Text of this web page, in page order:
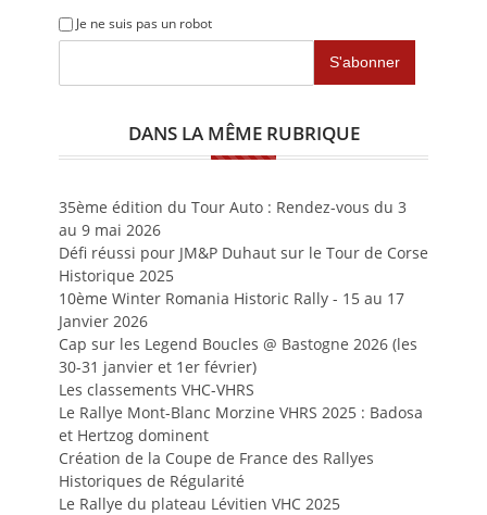
Je ne suis pas un robot
DANS LA MÊME RUBRIQUE
35ème édition du Tour Auto : Rendez-vous du 3
au 9 mai 2026
Défi réussi pour JM&P Duhaut sur le Tour de Corse
Historique 2025
10ème Winter Romania Historic Rally - 15 au 17
Janvier 2026
Cap sur les Legend Boucles @ Bastogne 2026 (les
30-31 janvier et 1er février)
Les classements VHC-VHRS
Le Rallye Mont-Blanc Morzine VHRS 2025 : Badosa
et Hertzog dominent
Création de la Coupe de France des Rallyes
Historiques de Régularité
Le Rallye du plateau Lévitien VHC 2025